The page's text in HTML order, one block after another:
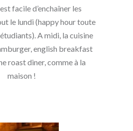
facile d’enchaîner les
le lundi (happy hour toute
A midi, la cuisine
english breakfast
roast diner, comme à la
maison !